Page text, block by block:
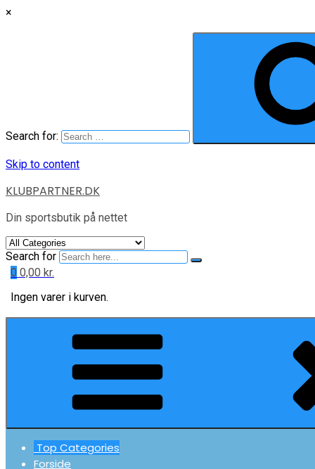
×
Search for:
Skip to content
KLUBPARTNER.DK
Din sportsbutik på nettet
Search for
0 0,00 kr.
Ingen varer i kurven.
Top Categories
Forside